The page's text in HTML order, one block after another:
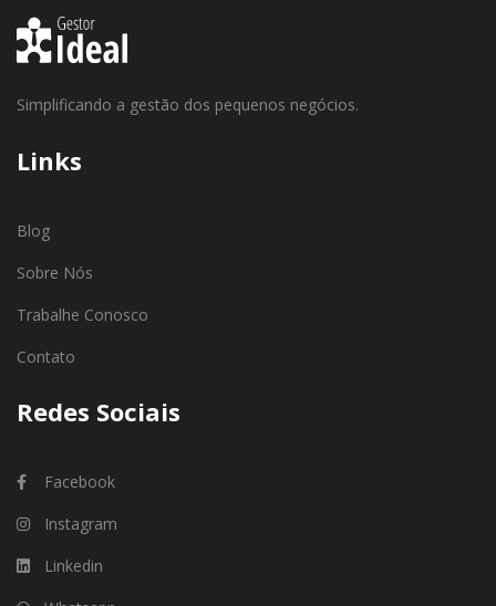
Simplificando a gestão dos pequenos negócios.
Links
Blog
Sobre Nós
Trabalhe Conosco
Contato
Redes Sociais
Facebook
Instagram
Linkedin